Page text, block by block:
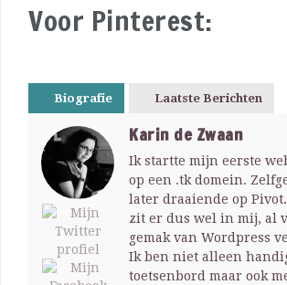
Voor Pinterest:
Biografie Laatste Berichten
Karin de Zwaan
Ik startte mijn eerste
op een .tk domein.
later draaiende op
zit er dus wel in mij, al
gemak van Wordpress
Ik ben niet alleen
toetsenbord maar ook